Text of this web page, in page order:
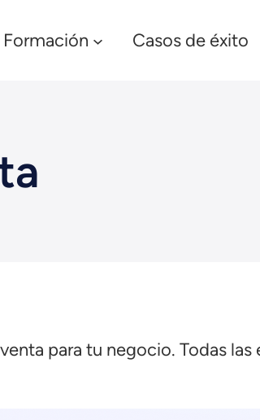
Formación Casos de éxito
para tu negocio. Todas